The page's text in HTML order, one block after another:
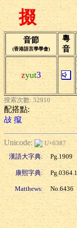
掇
音節
(香港語言學學會)
粵
音
zyut3
搜索次數: 52910
配搭點:
敁 攛
Unicode:
U+6387
漢語大字典:
Pg.1909
康熙字典:
Matthews: No.6436